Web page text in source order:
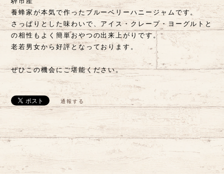
養蜂家が本気で作ったブルーベリーハニージャムです。
さっぱりとした味わいで、アイス・クレープ・ヨーグルトと
の相性もよく簡単おやつの出来上がりです。
老若男女から好評となっております。
ぜひこの機会にご堪能ください。
通報する